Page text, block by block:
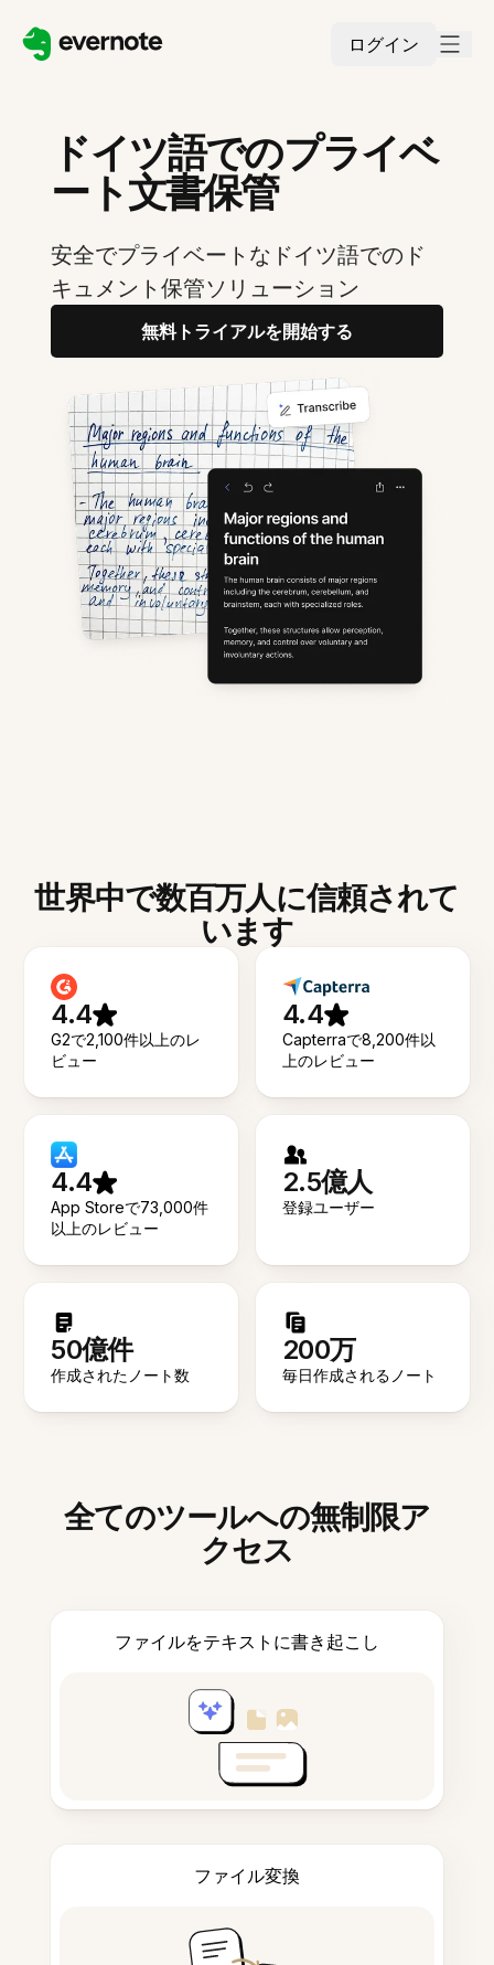
ログイン
ドイツ語でのプライベ
ート文書保管
安全でプライベートなドイツ語でのド
キュメント保管ソリューション
無料トライアルを開始する
世界中で数百万人に信頼されて
います
4.4
G2で2,100件以上のレ
ビュー
4.4
Capterraで8,200件以
上のレビュー
4.4
App Storeで73,000件
以上のレビュー
2.5億人
登録ユーザー
50億件
作成されたノート数
200万
毎日作成されるノート
全てのツールへの無制限ア
クセス
ファイルをテキストに書き起こし
ファイル変換